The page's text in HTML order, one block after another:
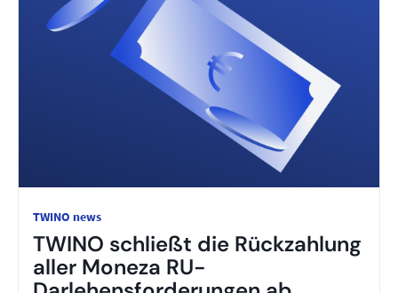
TWINO news
TWINO schließt die Rückzahlung
aller Moneza RU-